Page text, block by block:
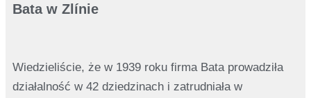
Bata w Zlínie
Wiedzieliście, że w 1939 roku firma Bata prowadziła
działalność w 42 dziedzinach i zatrudniała w